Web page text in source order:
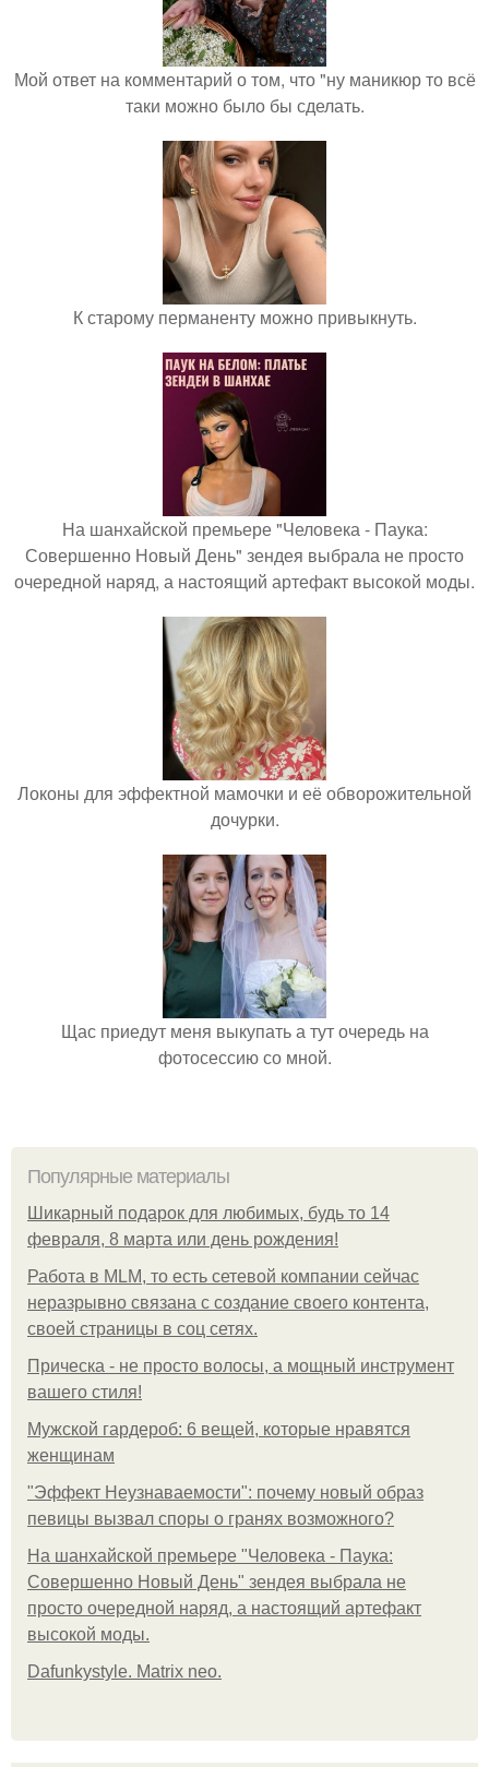
Мой ответ на комментарий о том, что "ну маникюр то всё
таки можно было бы сделать.
К старому перманенту можно привыкнуть.
На шанхайской премьере "Человека - Паука:
Совершенно Новый День" зендея выбрала не просто
очередной наряд, а настоящий артефакт высокой моды.
Локоны для эффектной мамочки и её обворожительной
дочурки.
Щас приедут меня выкупать а тут очередь на
фотосессию со мной.
Популярные материалы
Шикарный подарок для любимых, будь то 14
февраля, 8 марта или день рождения!
Работа в MLM, то есть сетевой компании сейчас
неразрывно связана с создание своего контента,
своей страницы в соц сетях.
Прическа - не просто волосы, а мощный инструмент
вашего стиля!
Мужской гардероб: 6 вещей, которые нравятся
женщинам
"Эффект Неузнаваемости": почему новый образ
певицы вызвал споры о гранях возможного?
На шанхайской премьере "Человека - Паука:
Совершенно Новый День" зендея выбрала не
просто очередной наряд, а настоящий артефакт
высокой моды.
Dafunkystyle. Matrix neo.